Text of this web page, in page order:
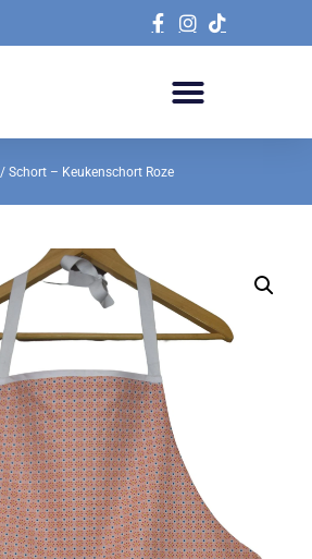
/ Schort – Keukenschort Roze